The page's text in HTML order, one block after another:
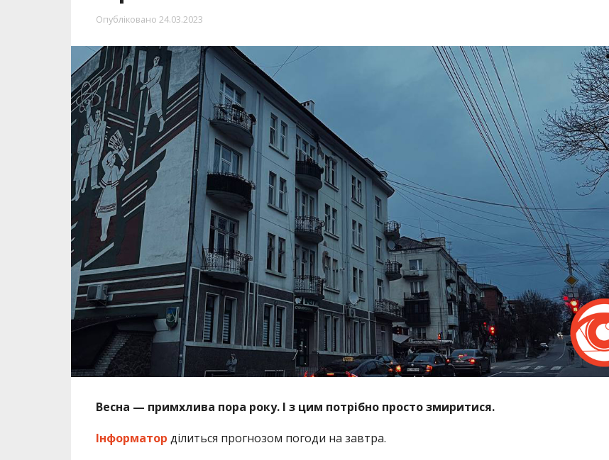
Опубліковано 24.03.2023
Весна — примхлива пора року. І з цим потрібно просто змиритися.
Інформатор ділиться прогнозом погоди на завтра.